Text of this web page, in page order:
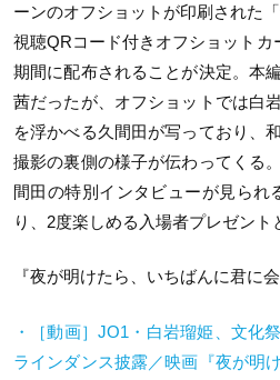
ーンのオフショットが印刷された
視聴QRコード付きオフショットカ
期間に配布されることが決定。本
茜だったが、オフショットでは白
を浮かべる久間田が写っており、
撮影の裏側の様子が伝わってくる
間田の特別インタビューが見られ
り、2度楽しめる入場者プレゼント
『夜が明けたら、いちばんに君に
・［動画］JO1 ・白岩瑠姫、文化
ラインダンス披露／映画『夜が明